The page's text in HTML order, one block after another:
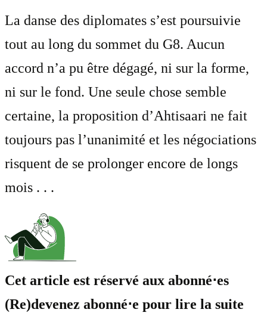
La danse des diplomates s’est poursuivie
tout au long du sommet du G8. Aucun
accord n’a pu être dégagé, ni sur la forme,
ni sur le fond. Une seule chose semble
certaine, la proposition d’Ahtisaari ne fait
toujours pas l’unanimité et les négociations
risquent de se prolonger encore de longs
mois . . .
Cet article est réservé aux abonné⋅es
(Re)devenez abonné⋅e pour lire la suite